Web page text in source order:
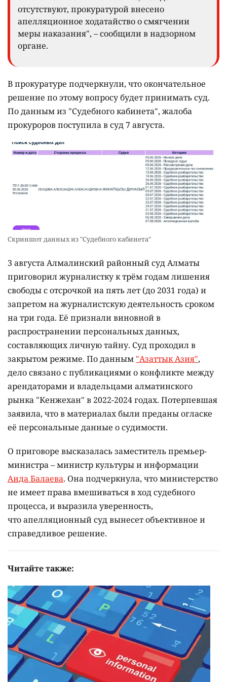
отсутствуют, прокуратурой внесено
апелляционное ходатайство о смягчении
меры наказания", – сообщили в надзорном
органе.
В прокуратуре подчеркнули, что окончательное
решение по этому вопросу будет принимать суд.
По данным из "Судебного кабинета", жалоба
прокуроров поступила в суд 7 августа.
Скриншот данных из "Судебного кабинета"
3 августа Алмалинский районный суд Алматы
приговорил журналистку к трём годам лишения
свободы с отсрочкой на пять лет (до 2031 года) и
запретом на журналистскую деятельность сроком
на три года. Её признали виновной в
распространении персональных данных,
составляющих личную тайну. Суд проходил в
закрытом режиме. По данным "Азаттык Азия",
дело связано с публикациями о конфликте между
арендаторами и владельцами алматинского
рынка "Кенжехан" в 2022-2024 годах. Потерпевшая
заявила, что в материалах были преданы огласке
её персональные данные о судимости.
О приговоре высказалась заместитель премьер-
министра – министр культуры и информации
Аида Балаева. Она подчеркнула, что министерство
не имеет права вмешиваться в ход судебного
процесса, и выразила уверенность,
что апелляционный суд вынесет объективное и
справедливое решение.
Читайте также: